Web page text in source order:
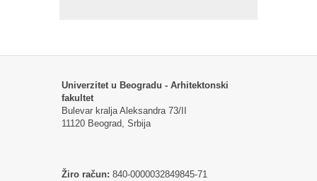
Univerzitet u Beogradu - Arhitektonski
fakultet
Bulevar kralja Aleksandra 73/II
11120 Beograd, Srbija
Žiro račun: 840-0000032849845-71